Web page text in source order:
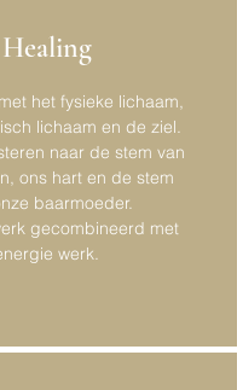
Healing
het fysieke lichaam,
lichaam en de ziel.
naar de stem van
ons hart en de stem
baarmoeder.
gecombineerd met
werk.